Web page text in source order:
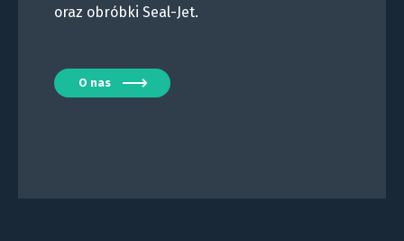
oraz obróbki Seal-Jet.
O nas